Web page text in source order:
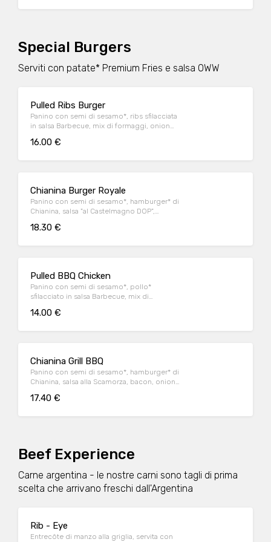
Special Burgers
Serviti con patate* Premium Fries e salsa OWW
Pulled Ribs Burger
Panino con semi di sesamo*, ribs sfilacciata
in salsa Barbecue, mix di formaggi, onion
iceberg
16.00 €
Chianina Burger Royale
Panino con semi di sesamo*, hamburger* di
Chianina, salsa "al Castelmagno DOP",
condito (con salsa alla senape) e insalata
18.30 €
Pulled BBQ Chicken
Panino con semi di sesamo*, pollo*
sfilacciato in salsa Barbecue, mix di
insalata iceberg
14.00 €
Chianina Grill BBQ
Panino con semi di sesamo*, hamburger* di
Chianina, salsa alla Scamorza, bacon, onion
17.40 €
Beef Experience
Carne argentina - le nostre carni sono tagli di prima
scelta che arrivano freschi dall'Argentina
Rib - Eye
Entrecôte di manzo alla griglia, servita con